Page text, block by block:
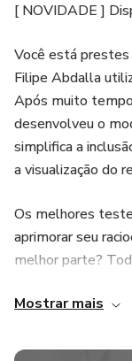
[ NOVIDADE ]
Você está
Filipe Abdalla
Após muito
desenvolveu o
simplifica a
a visualização do
Os melhores
aprimorar seu
melhor parte?
necessidades.
Conteúdo
Mostrar mais